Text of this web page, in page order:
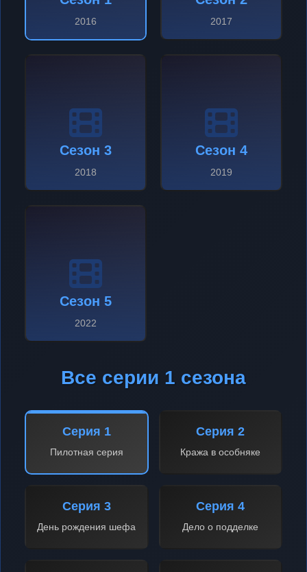
2016 2017
Сезон 3
2018
Сезон 4
2019
Сезон 5
2022
Все серии 1 сезона
Серия 1
Пилотная серия
Серия 2
Кража в особняке
Серия 3
День рождения шефа
Серия 4
Дело о подделке